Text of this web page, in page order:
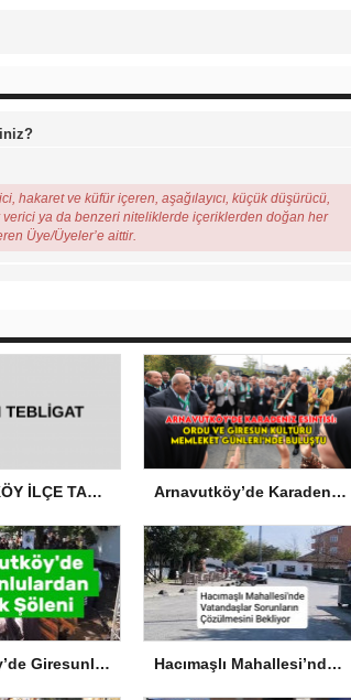
hakaret ve küfür içeren, aşağılayıcı, küçük düşürücü,
verici ya da benzeri niteliklerde içeriklerden doğan her
Üye/Üyeler’e aittir.
ARNAVUTKÖY İLÇE TARIM VE ORMAN MÜDÜRLÜĞÜ’NDEN İLANEN TEBLİGAT Arnavutköy’de Karadeniz Esintisi: Ordu ve Giresun Kültürü Memleket Günleri’nde Buluştu
Arnavutköy’de Giresunlulardan Piknik Şöleni Hacımaşlı Mahallesi’nde Vatandaşlar Sorunların Çözülmesini Bekliyor